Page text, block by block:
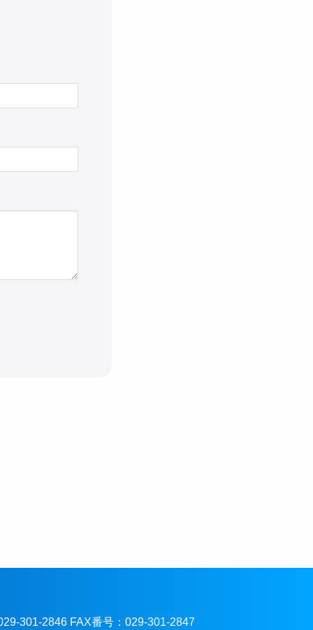
301-2846 FAX番号：029-301-2847